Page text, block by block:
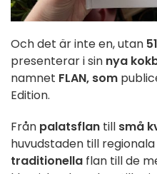
Och det är inte en, utan
presenterar i sin nya
namnet FLAN, som
Edition.
Från palatsflan till små
huvudstaden till
traditionella flan till de